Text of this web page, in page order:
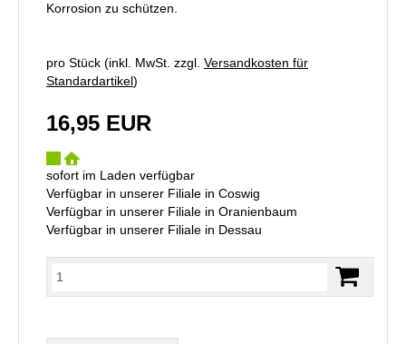
Korrosion zu schützen.
pro Stück (inkl. MwSt. zzgl. Versandkosten für
Standardartikel)
16,95 EUR
sofort im Laden verfügbar
Verfügbar in unserer Filiale in Coswig
Verfügbar in unserer Filiale in Oranienbaum
Verfügbar in unserer Filiale in Dessau